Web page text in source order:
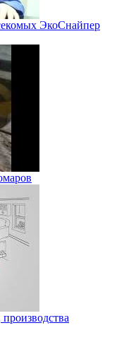
ЭкоСнайпер